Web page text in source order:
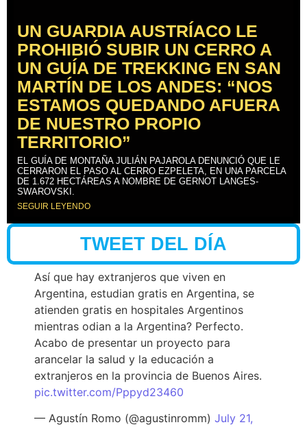
UN GUARDIA AUSTRÍACO LE
PROHIBIÓ SUBIR UN CERRO A
UN GUÍA DE TREKKING EN SAN
MARTÍN DE LOS ANDES: “NOS
ESTAMOS QUEDANDO AFUERA
DE NUESTRO PROPIO
TERRITORIO”
EL GUÍA DE MONTAÑA JULIÁN PAJAROLA DENUNCIÓ QUE LE
CERRARON EL PASO AL CERRO EZPELETA, EN UNA PARCELA
DE 1.672 HECTÁREAS A NOMBRE DE GERNOT LANGES-
SWAROVSKI.
SEGUIR LEYENDO
TWEET DEL DÍA
Así que hay extranjeros que viven en
Argentina, estudian gratis en Argentina, se
atienden gratis en hospitales Argentinos
mientras odian a la Argentina? Perfecto.
Acabo de presentar un proyecto para
arancelar la salud y la educación a
extranjeros en la provincia de Buenos Aires.
pic.twitter.com/Pppyd23460
— Agustín Romo (@agustinromm) July 21,